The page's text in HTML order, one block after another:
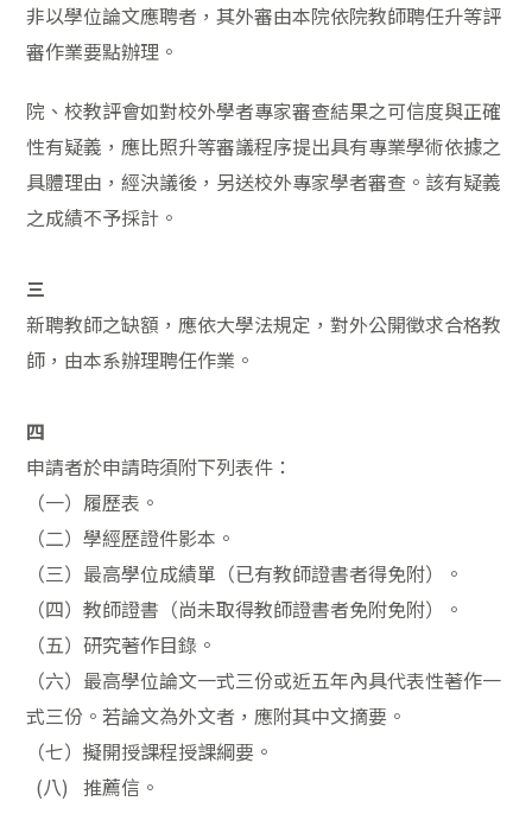
非以學位論文應聘者，其外審由本院依院教師聘任升等評
審作業要點辦理。
院、校教評會如對校外學者專家審查結果之可信度與正確
性有疑義，應比照升等審議程序提出具有專業學術依據之
具體理由，經決議後，另送校外專家學者審查。該有疑義
之成績不予採計。
三
新聘教師之缺額，應依大學法規定，對外公開徵求合格教
師，由本系辦理聘任作業。
四
申請者於申請時須附下列表件：
（一）履歷表。
（二）學經歷證件影本。
（三）最高學位成績單（已有教師證書者得免附）。
（四）教師證書（尚未取得教師證書者免附免附）
。
（五）研究著作目錄。
（六）最高學位論文一式三份或近五年內具代表性著作一
式三份。若論文為外文者，應附其中文摘要。
（七）擬開授課程授課綱要。
(八) 推薦信。